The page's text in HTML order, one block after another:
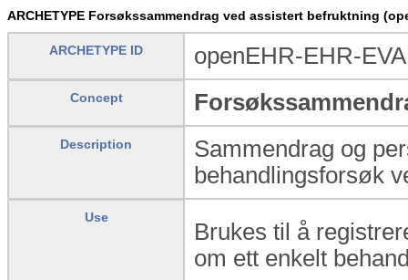
ARCHETYPE Forsøkssammendrag ved assistert befruktning
ARCHETYPE ID openEHR-EHR-
Concept
Description
Sammendrag og
behandlingsforsøk
Use
Brukes til å
om ett enkelt